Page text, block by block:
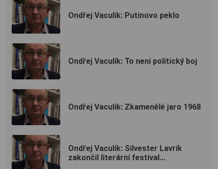
Ondřej Vaculík: Putinovo peklo
Ondřej Vaculík: To není politický boj
Ondřej Vaculík: Zkamenělé jaro 1968
Ondřej Vaculík: Silvester Lavrík
zakončil literární festival...